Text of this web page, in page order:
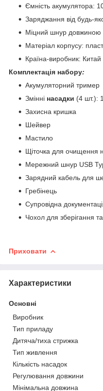
Ємність акумулятора:
Заряджання від будь-
Міцний шнур довжиною
Матеріал корпусу:
Країна-виробник: Китай
Комплектація набору:
Акумуляторний тример
Змінні насадки (4 шт.):
Захисна кришка
Шейвер
Мастило
Щіточка для очищення
Мережний шнур USB
Зарядний кабель для
Гребінець
Супровідна
Чохол для зберігання
Приховати
Характеристики
Основні
Виробник
Тип приладу
Дитяча/тиха стрижка
Тип живлення
Кількість насадок
Регулювання довжини
Мінімальна довжина